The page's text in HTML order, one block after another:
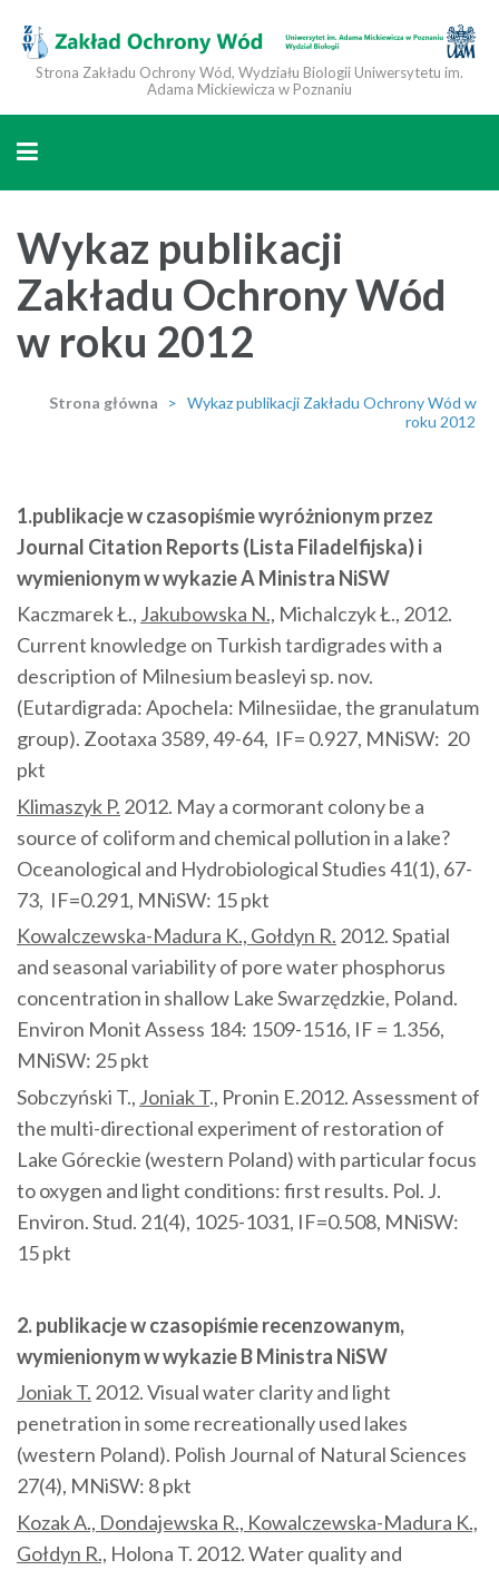
Strona Zakładu Ochrony Wód, Wydziału Biologii Uniwersytetu im.
Adama Mickiewicza w Poznaniu
Wykaz publikacji
Zakładu Ochrony Wód
w roku 2012
Strona główna > Wykaz publikacji Zakładu Ochrony Wód w
roku 2012
1.publikacje w czasopiśmie wyróżnionym przez
Journal Citation Reports (Lista Filadelfijska) i
wymienionym w wykazie A Ministra NiSW
Kaczmarek Ł., Jakubowska N., Michalczyk Ł., 2012.
Current knowledge on Turkish tardigrades with a
description of Milnesium beasleyi sp. nov.
(Eutardigrada: Apochela: Milnesiidae, the granulatum
group). Zootaxa 3589, 49-64, IF= 0.927, MNiSW: 20
pkt
Klimaszyk P. 2012. May a cormorant colony be a
source of coliform and chemical pollution in a lake?
Oceanological and Hydrobiological Studies 41(1), 67-
73, IF=0.291, MNiSW: 15 pkt
Kowalczewska-Madura K., Gołdyn R. 2012. Spatial
and seasonal variability of pore water phosphorus
concentration in shallow Lake Swarzędzkie, Poland.
Environ Monit Assess 184: 1509-1516, IF = 1.356,
MNiSW: 25 pkt
Sobczyński T., Joniak T., Pronin E.2012. Assessment of
the multi-directional experiment of restoration of
Lake Góreckie (western Poland) with particular focus
to oxygen and light conditions: first results. Pol. J.
Environ. Stud. 21(4), 1025-1031, IF=0.508, MNiSW:
15 pkt
2. publikacje w czasopiśmie recenzowanym,
wymienionym w wykazie B Ministra NiSW
Joniak T. 2012. Visual water clarity and light
penetration in some recreationally used lakes
(western Poland). Polish Journal of Natural Sciences
27(4), MNiSW: 8 pkt
Kozak A., Dondajewska R., Kowalczewska-Madura K.,
Gołdyn R., Holona T. 2012. Water quality and